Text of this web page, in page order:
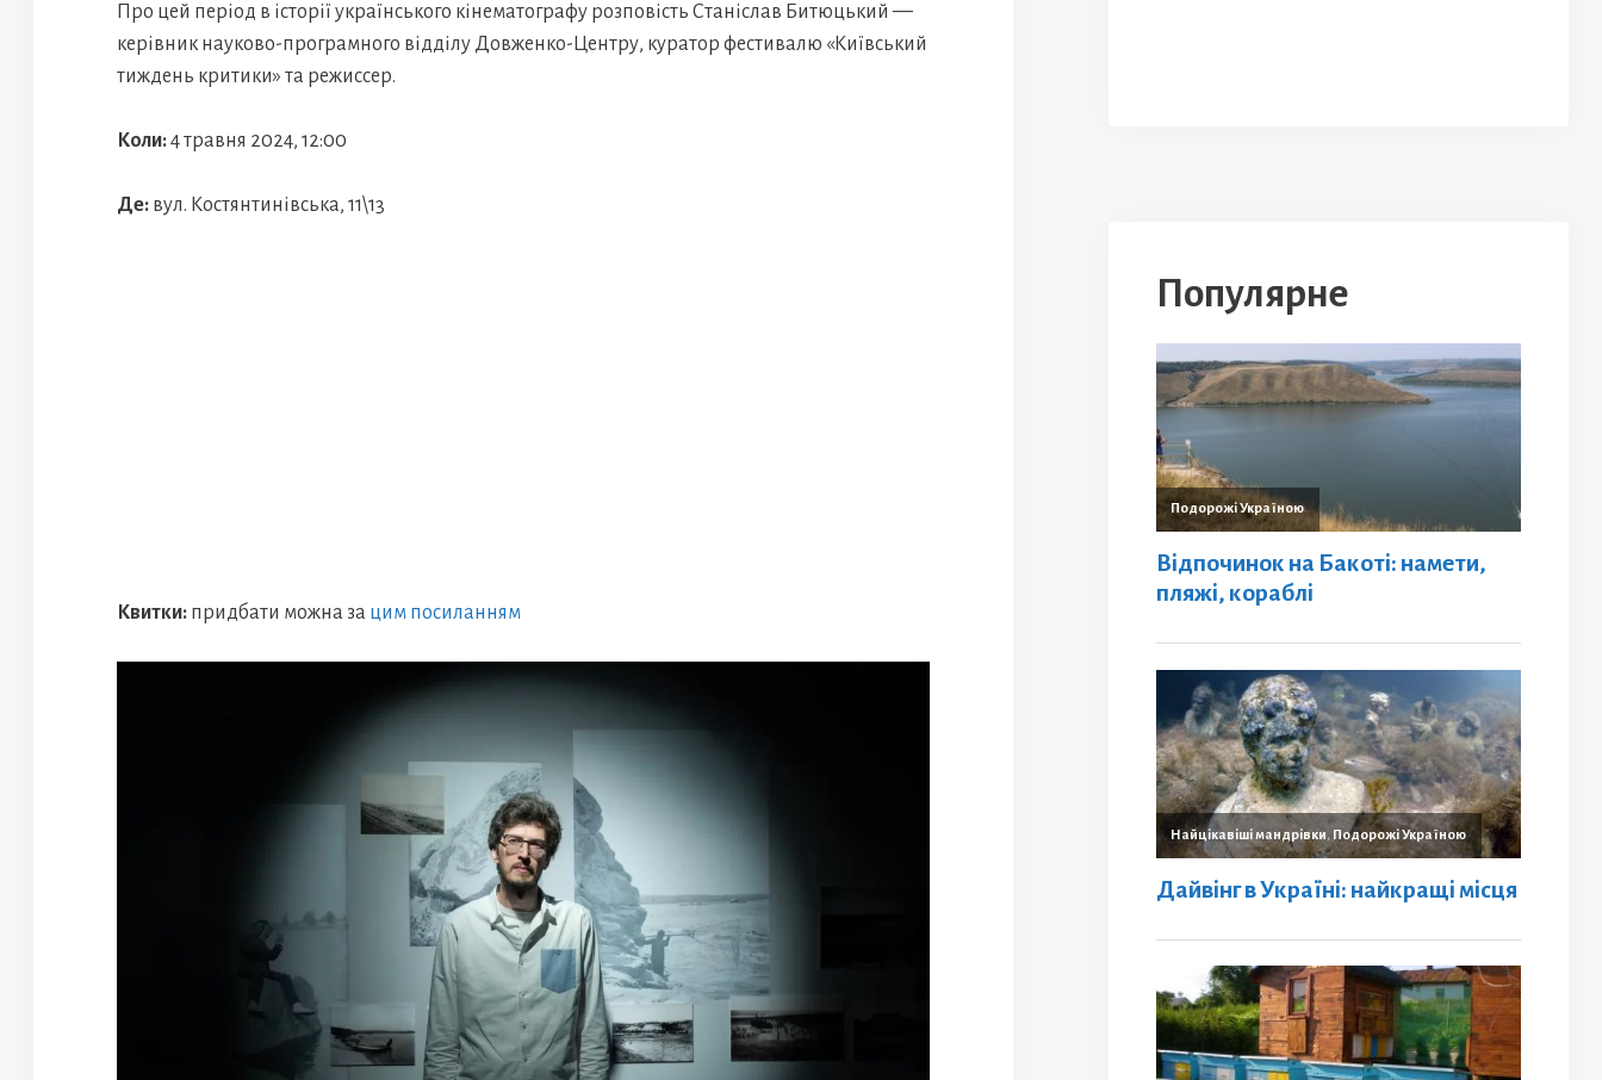
Про цей період в історії українського кінематографу розповість Станіслав Битюцький —
керівник науково-програмного відділу Довженко-Центру, куратор фестивалю «Київський
тиждень критики» та режиссер.
Коли:4 травня 2024, 12:00
Де: вул. Костянтинівська, 11\13
Квитки: придбати можна за цим посиланням
Популярне